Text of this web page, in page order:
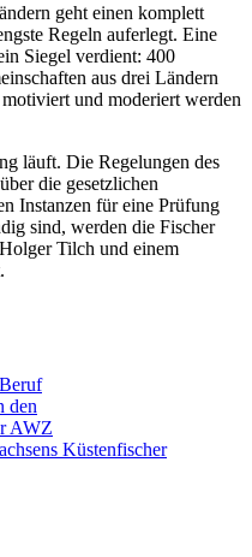
geht einen komplett
Regeln auferlegt. Eine
Siegel verdient: 400
aus drei Ländern
und moderiert werden
läuft. Die Regelungen des
die gesetzlichen
Instanzen für eine Prüfung
sind, werden die Fischer
Tilch und einem
den
AWZ
Küstenfischer